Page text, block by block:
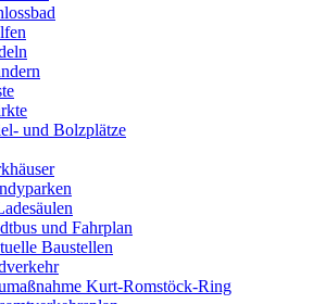
und Bolzplätze
und Fahrplan
Baustellen
Kurt-Romstöck-Ring